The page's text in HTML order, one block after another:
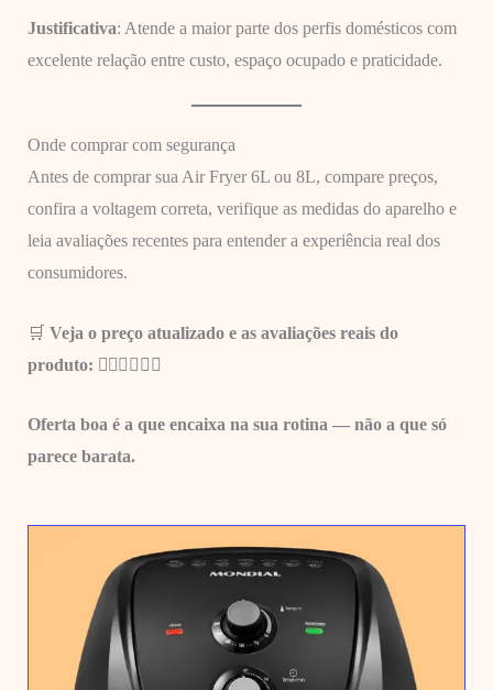
Justificativa: Atende a maior parte dos perfis domésticos com
excelente relação entre custo, espaço ocupado e praticidade.
Onde comprar com segurança
Antes de comprar sua Air Fryer 6L ou 8L, compare preços,
confira a voltagem correta, verifique as medidas do aparelho e
leia avaliações recentes para entender a experiência real dos
consumidores.
🛒 Veja o preço atualizado e as avaliações reais do
produto: 👇🏼 👇🏼👇🏼
Oferta boa é a que encaixa na sua rotina — não a que só
parece barata.